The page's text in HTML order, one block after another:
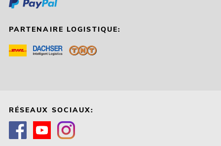
PARTENAIRE LOGISTIQUE:
RÉSEAUX SOCIAUX: